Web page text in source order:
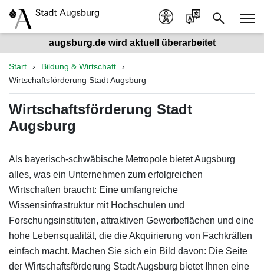
augsburg.de wird aktuell überarbeitet
Start
Bildung & Wirtschaft
Wirtschaftsförderung Stadt Augsburg
Wirtschaftsförderung Stadt
Augsburg
Als bayerisch-schwäbische Metropole bietet Augsburg
alles, was ein Unternehmen zum erfolgreichen
Wirtschaften braucht: Eine umfangreiche
Wissensinfrastruktur mit Hochschulen und
Forschungsinstituten, attraktiven Gewerbeflächen und eine
hohe Lebensqualität, die die Akquirierung von Fachkräften
einfach macht. Machen Sie sich ein Bild davon: Die Seite
der Wirtschaftsförderung Stadt Augsburg bietet Ihnen eine